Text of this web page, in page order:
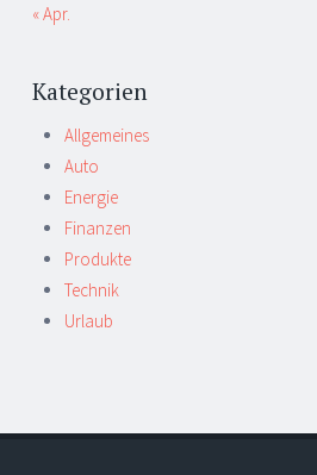
« Apr.
Kategorien
Allgemeines
Auto
Energie
Finanzen
Produkte
Technik
Urlaub